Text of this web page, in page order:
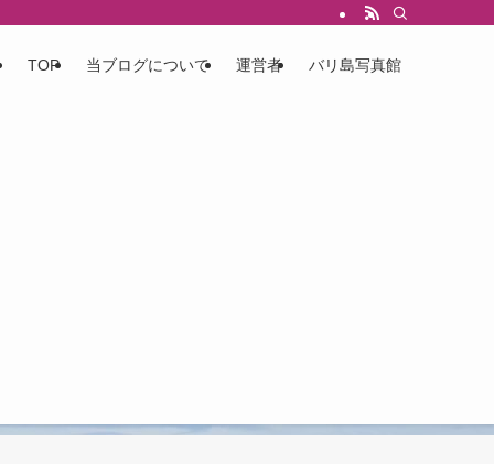
TOP 当ブログについて 運営者 バリ島写真館